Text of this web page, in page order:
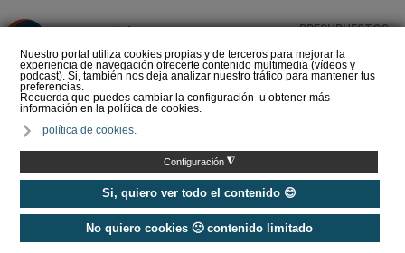
Nuestro portal utiliza cookies propias y de terceros para mejorar la
experiencia de navegación ofrecerte contenido multimedia (vídeos y
podcast). Si, también nos deja analizar nuestro tráfico para mantener tus
preferencias.
Recuerda que puedes cambiar la configuración u obtener más
información en la política de cookies.
política de cookies.
Configuración ◮
Si, quiero ver todo el contenido 😊
No quiero cookies 🙁 contenido limitado
PRESUPUESTOS
Fujitsu como un equipo
de altas prestacion…
Normativas aire acondicionado